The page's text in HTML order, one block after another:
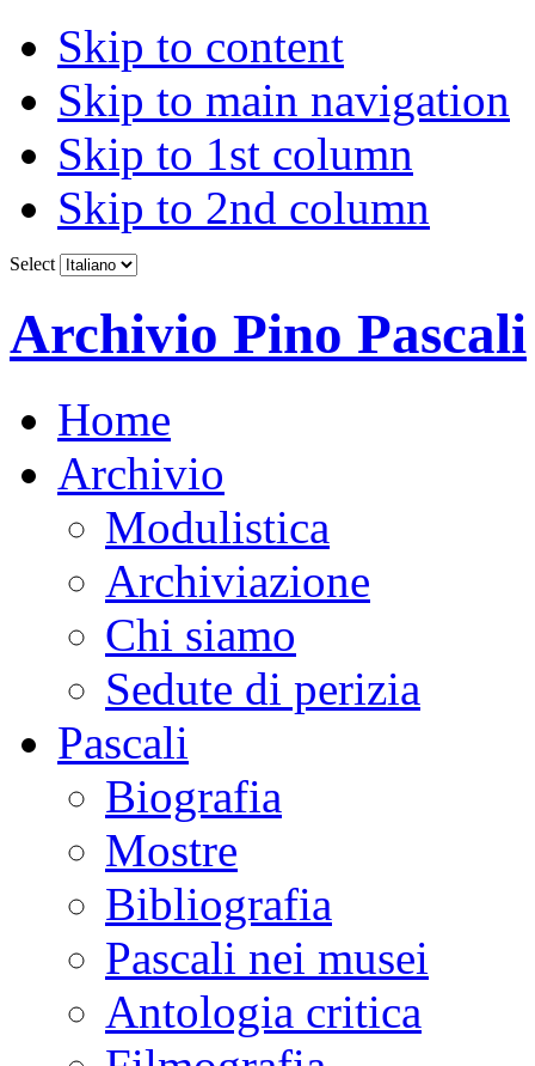
Skip to content
Skip to main navigation
Skip to 1st column
Skip to 2nd column
Select
Archivio Pino Pascali
Home
Archivio
Modulistica
Archiviazione
Chi siamo
Sedute di perizia
Pascali
Biografia
Mostre
Bibliografia
Pascali nei musei
Antologia critica